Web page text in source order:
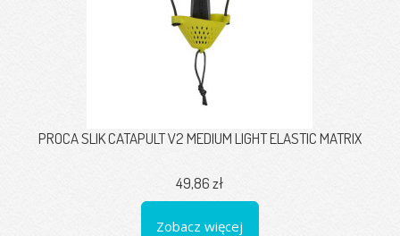
PROCA SLIK CATAPULT V2 MEDIUM LIGHT ELASTIC MATRIX
49,86 zł
Zobacz więcej